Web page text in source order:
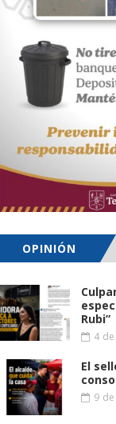
OPINIÓN
Rubi”
4
El
9